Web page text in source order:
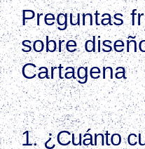
Preguntas
sobre
Cartagena
1. ¿Cuánto